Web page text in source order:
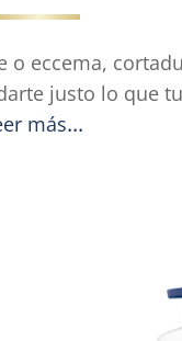
o eccema,
justo lo que
más